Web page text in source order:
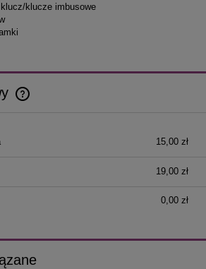
klucze imbusowe
15,00 zł
19,00 zł
0,00 zł